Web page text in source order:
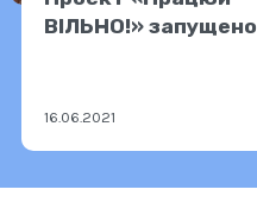
ВІЛЬНО!» запущено
16.06.2021